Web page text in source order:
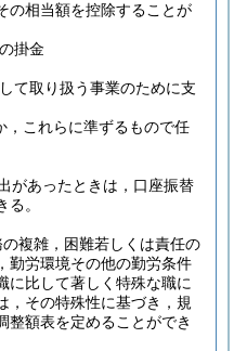
の相当額を控除することが
掛金
て取り扱う事業のために支
，これらに準ずるもので任
があったときは，口座振替
。
複雑，困難若しくは責任の
勤労環境その他の勤労条件
に比して著しく特殊な職に
，その特殊性に基づき，規
整額表を定めることができ